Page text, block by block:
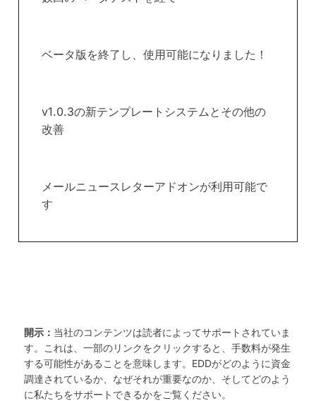
ベータ版を終了し、使用可能になりました！
v1.0.3の新テンプレートシステムとその他の
改善
メールニュースレターアドオンが利用可能で
す
開示： 当社のコンテンツは読者によってサポートされていま
す。これは、一部のリンクをクリックすると、手数料が発生
する可能性があることを意味します。EDDがどのように資金
調達されているか、なぜそれが重要なのか、そしてどのよう
に私たちをサポートできるかをご覧ください。